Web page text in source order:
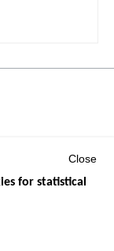
Close
for statistical